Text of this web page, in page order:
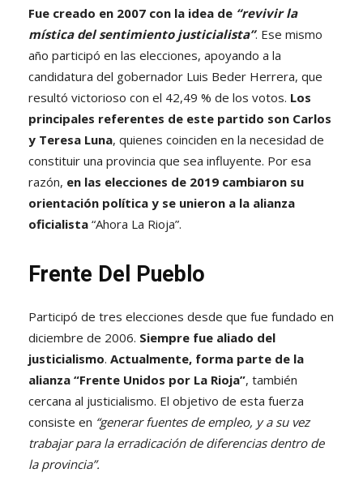
Fue creado en 2007 con la idea de “revivir la
mística del sentimiento justicialista”. Ese mismo
año participó en las elecciones, apoyando a la
candidatura del gobernador Luis Beder Herrera, que
resultó victorioso con el 42,49 % de los votos. Los
principales referentes de este partido son Carlos
y Teresa Luna, quienes coinciden en la necesidad de
constituir una provincia que sea influyente. Por esa
razón, en las elecciones de 2019 cambiaron su
orientación política y se unieron a la alianza
oficialista “Ahora La Rioja”.
Frente Del Pueblo
Participó de tres elecciones desde que fue fundado en
diciembre de 2006. Siempre fue aliado del
justicialismo. Actualmente, forma parte de la
alianza “Frente Unidos por La Rioja”, también
cercana al justicialismo. El objetivo de esta fuerza
consiste en “generar fuentes de empleo, y a su vez
trabajar para la erradicación de diferencias dentro de
la provincia”.